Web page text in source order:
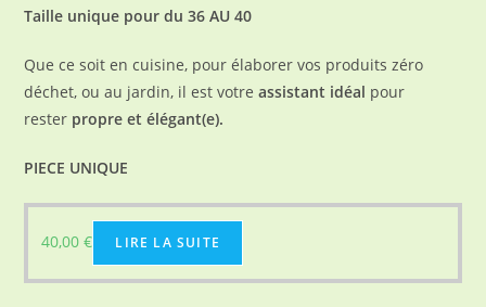
Taille unique pour du 36 AU 40
Que ce soit en cuisine, pour élaborer vos produits zéro
déchet, ou au jardin, il est votreassistant idéal pour
rester propre et élégant(e).
PIECE UNIQUE
40,00€ LIRE LA SUITE